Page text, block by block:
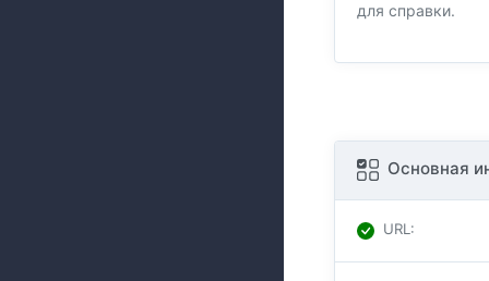
для справки.
Основная
URL: